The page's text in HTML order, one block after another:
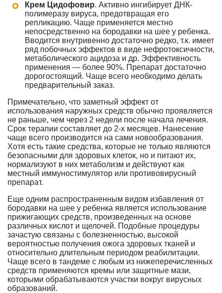
Крем Цидофовир. Активно ингибирует ДНК-
полимеразу вируса, предотвращая его
репликацию. Чаще применяется местно
непосредственно на бородавки на шее у ребенка.
Вводится внутривенно достаточно редко, т.к. имеет
ряд побочных эффектов в виде нефротоксичности,
метаболического ацидоза и др. Эффективность
применения — более 90%. Препарат достаточно
дорогостоящий. Чаще всего необходимо делать
предварительный заказ.
Примечательно, что заметный эффект от
использования наружных средств обычно проявляется
не раньше, чем через 2 недели после начала лечения.
Срок терапии составляет до 2-х месяцев. Нанесение
чаще всего производится на сами новообразования.
Хотя есть такие средства, которые не только являются
безопасными для здоровых клеток, но и питают их,
нормализуют в них метаболизм и действуют как
местный иммуностимулятор или противовирусный
препарат.
Еще одним распространенным видом избавления от
бородавки на шее у ребенка является использование
прижигающих средств, произведенных на основе
различных кислот и щелочей. Подобные процедуры
зачастую связаны с болезненностью, высокой
вероятностью получения ожога здоровых тканей и
относительно длительным периодом реабилитации.
Чаще всего в тандеме с любым из нижеперечисленных
средств применяются кремы или защитные мази,
которыми обрабатываются участки вокруг вирусных
образований.